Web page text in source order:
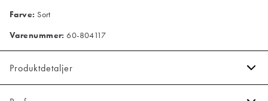
Farve: Sort
Varenummer: 60-804117
Produktdetaljer